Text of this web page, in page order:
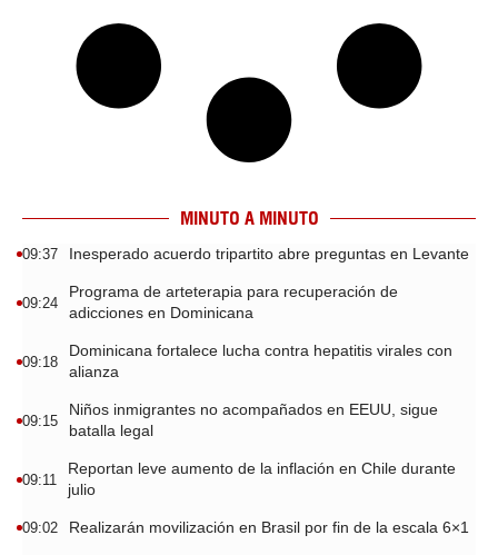
MINUTO A MINUTO
09:37 Inesperado acuerdo tripartito abre preguntas en Levante
09:24
Programa de arteterapia para recuperación de
adicciones en Dominicana
09:18
Dominicana fortalece lucha contra hepatitis virales con
alianza
09:15
Niños inmigrantes no acompañados en EEUU, sigue
batalla legal
09:11
Reportan leve aumento de la inflación en Chile durante
julio
09:02 Realizarán movilización en Brasil por fin de la escala 6×1